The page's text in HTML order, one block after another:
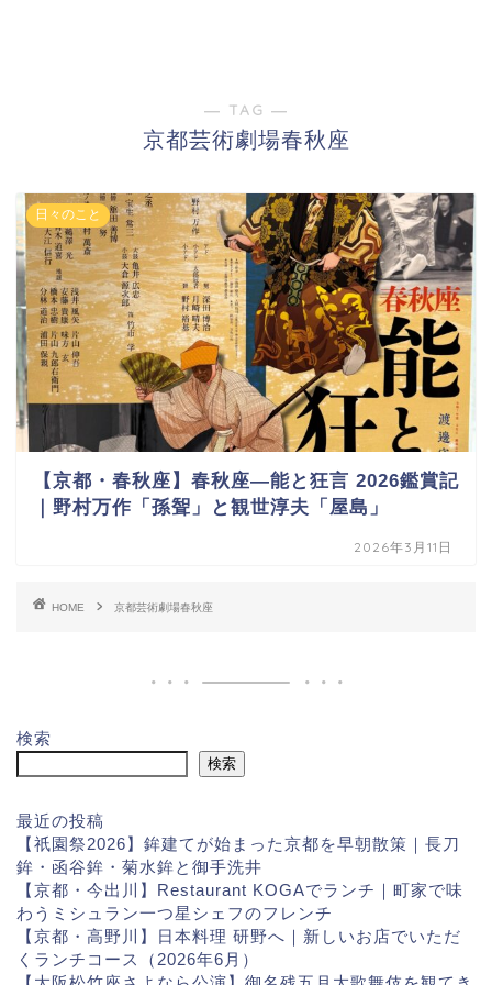
― TAG ―
京都芸術劇場春秋座
日々のこと
【京都・春秋座】春秋座―能と狂言 2026鑑賞記
｜野村万作「孫聟」と観世淳夫「屋島」
2026年3月11日
HOME 京都芸術劇場春秋座
検索
検索
最近の投稿
【祇園祭2026】鉾建てが始まった京都を早朝散策｜長刀
鉾・函谷鉾・菊水鉾と御手洗井
【京都・今出川】Restaurant KOGAでランチ｜町家で味
わうミシュラン一つ星シェフのフレンチ
【京都・高野川】日本料理 研野へ｜新しいお店でいただ
くランチコース（2026年6月）